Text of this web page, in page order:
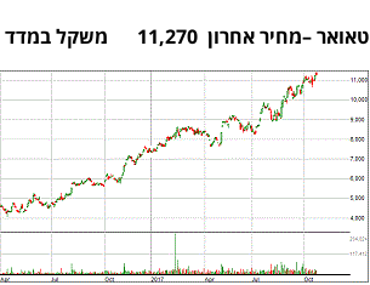
טאואר –מחיר אחרון 11,270 משקל במדד 3.76%